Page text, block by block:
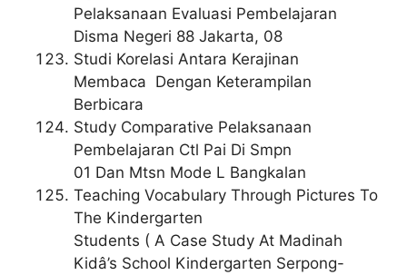
Pelaksanaan Evaluasi Pembelajaran
Disma Negeri 88 Jakarta, 08
Studi Korelasi Antara Kerajinan
Membaca Dengan Keterampilan
Berbicara
Study Comparative Pelaksanaan
Pembelajaran Ctl Pai Di Smpn
01 Dan Mtsn Mode L Bangkalan
Teaching Vocabulary Through Pictures To
The Kindergarten
Students ( A Case Study At Madinah
Kidâ’s School Kindergarten Serpong-